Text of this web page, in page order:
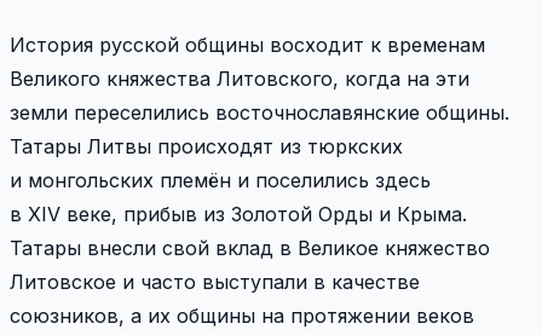
История русской общины восходит к временам
Великого княжества Литовского, когда на эти
земли переселились восточнославянские общины.
Татары Литвы происходят из тюркских
и монгольских племён и поселились здесь
в XIV веке, прибыв из Золотой Орды и Крыма.
Татары внесли свой вклад в Великое княжество
Литовское и часто выступали в качестве
союзников, а их общины на протяжении веков